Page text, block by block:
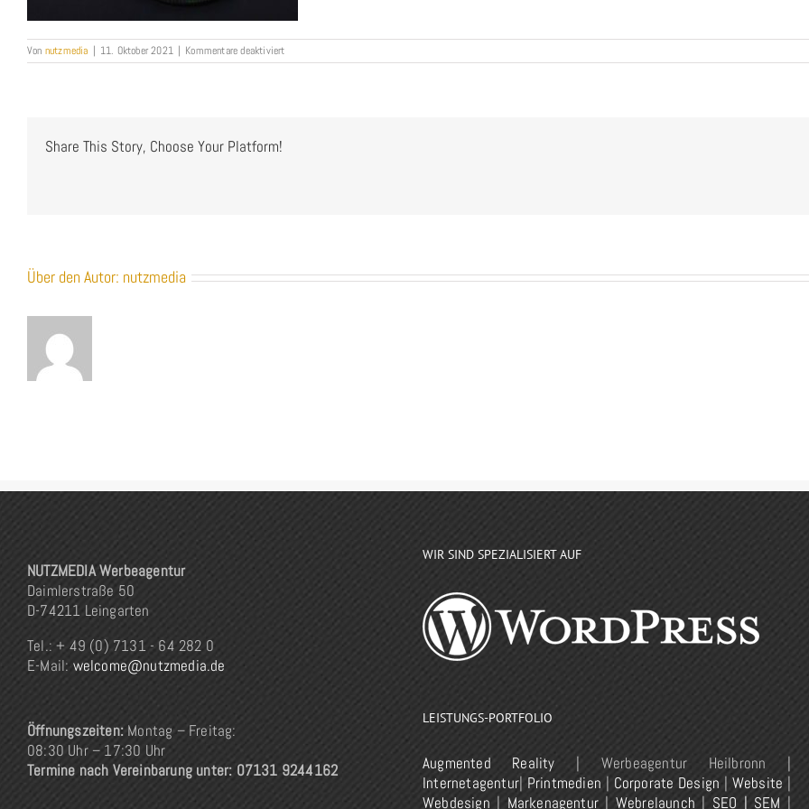
Von nutzmedia | 11. Oktober 2021 | Kommentare deaktiviertfür
FPV_FPV-
Share This Story, Choose Your Platform!
Über den Autor: nutzmedia
NUTZMEDIA Werbeagentur
Daimlerstraße 50
D-74211 Leingarten
Tel.: + 49 (0) 7131 - 64 282 0
E-Mail: welcome@nutzmedia.de
Öffnungszeiten: Montag – Freitag:
08:30 Uhr – 17:30 Uhr
Termine nach Vereinbarung unter: 07131 9244162
WIR SIND SPEZIALISIERT AUF
LEISTUNGS-PORTFOLIO
Augmented Reality | Werbeagentur Heilbronn |
Internetagentur| Printmedien | Corporate Design | Website |
Webdesign | Markenagentur | Webrelaunch | SEO | SEM |